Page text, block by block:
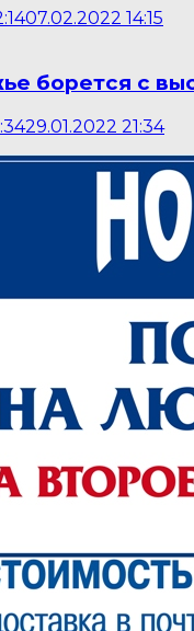
07.02.2022 14:15
борется с
29.01.2022 21:34